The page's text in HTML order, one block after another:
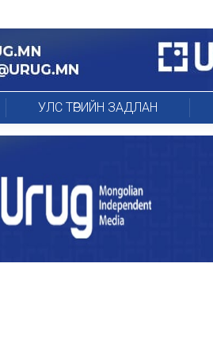
УЛС ТӨРИЙН ЗАДЛАН